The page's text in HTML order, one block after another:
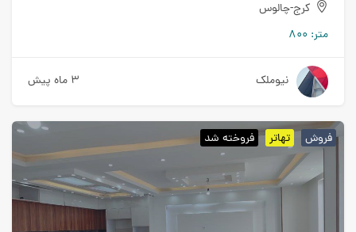
کرج-چالوس
متر: ۸۰۰
نیوملک ۳ ماه پیش
فروش تهاتر فروخته شد